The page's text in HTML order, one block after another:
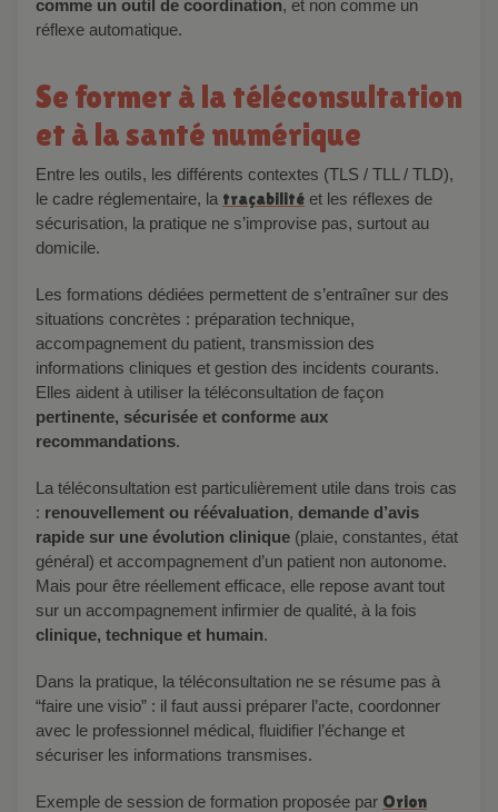
comme un outil de coordination, et non comme un
réflexe automatique.
Se former à la téléconsultation
et à la santé numérique
Entre les outils, les différents contextes (TLS / TLL / TLD),
le cadre réglementaire, la traçabilité et les réflexes de
sécurisation, la pratique ne s’improvise pas, surtout au
domicile.
Les formations dédiées permettent de s’entraîner sur des
situations concrètes : préparation technique,
accompagnement du patient, transmission des
informations cliniques et gestion des incidents courants.
Elles aident à utiliser la téléconsultation de façon
pertinente, sécurisée et conforme aux
recommandations.
La téléconsultation est particulièrement utile dans trois cas
: renouvellement ou réévaluation, demande d’avis
rapide sur une évolution clinique (plaie, constantes, état
général) et accompagnement d’un patient non autonome.
Mais pour être réellement efficace, elle repose avant tout
sur un accompagnement infirmier de qualité, à la fois
clinique, technique et humain.
Dans la pratique, la téléconsultation ne se résume pas à
“faire une visio” : il faut aussi préparer l’acte, coordonner
avec le professionnel médical, fluidifier l’échange et
sécuriser les informations transmises.
Exemple de session de formation proposée par Orion